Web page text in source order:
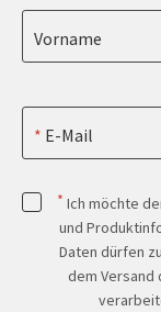
Vorname
E-Mail
* Ich möchte
und
Daten dürfen
dem